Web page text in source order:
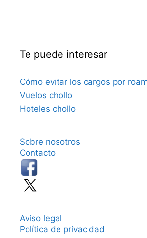
Te puede interesar
Cómo evitar los cargos por
Vuelos chollo
Hoteles chollo
Sobre nosotros
Contacto
Aviso legal
Política de privacidad